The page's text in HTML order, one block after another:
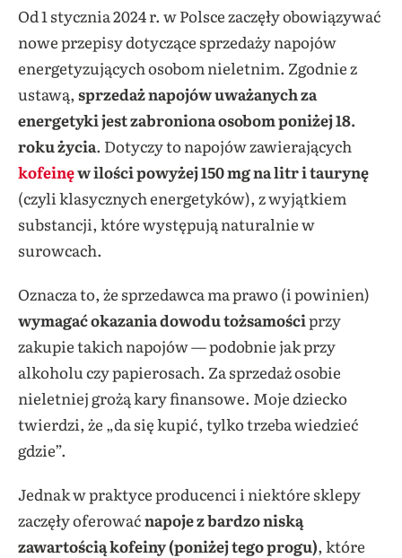
Od 1 stycznia 2024 r. w Polsce zaczęły obowiązywać
nowe przepisy dotyczące sprzedaży napojów
energetyzujących osobom nieletnim. Zgodnie z
ustawą,sprzedaż napojów uważanych za
energetyki jest zabroniona osobom poniżej 18.
roku życia. Dotyczy to napojów zawierających
kofeinęw ilości powyżej 150 mg na litr i taurynę
(czyli klasycznych energetyków), z wyjątkiem
substancji, które występują naturalnie w
surowcach.
Oznacza to, że sprzedawca ma prawo (i powinien)
wymagać okazania dowodu tożsamościprzy
zakupie takich napojów — podobnie jak przy
alkoholu czy papierosach. Za sprzedaż osobie
nieletniej grożą kary finansowe. Moje dziecko
twierdzi, że „da się kupić, tylko trzeba wiedzieć
gdzie”.
Jednak w praktyce producenci i niektóre sklepy
zaczęły oferowaćnapoje z bardzo niską
zawartością kofeiny (poniżej tego progu), które